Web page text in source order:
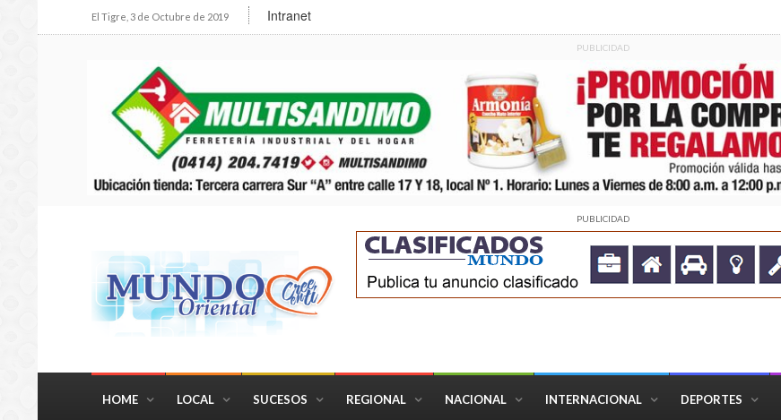
El Tigre, 3 de Octubre de 2019 Intranet
PUBLICIDAD
PUBLICIDAD
HOME LOCAL SUCESOS REGIONAL NACIONAL INTERNACIONAL DEPORTES